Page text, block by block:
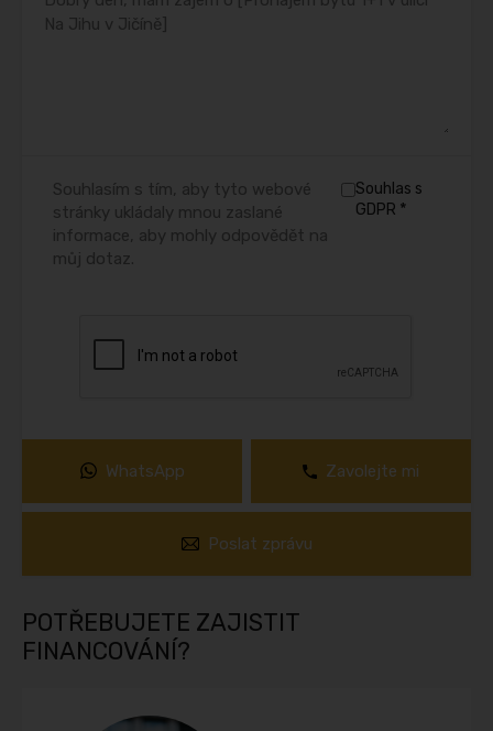
Souhlas s
GDPR *
Souhlasím s tím, aby tyto webové
stránky ukládaly mnou zaslané
informace, aby mohly odpovědět na
můj dotaz.
WhatsApp Zavolejte mi
Poslat zprávu
POTŘEBUJETE ZAJISTIT
FINANCOVÁNÍ?